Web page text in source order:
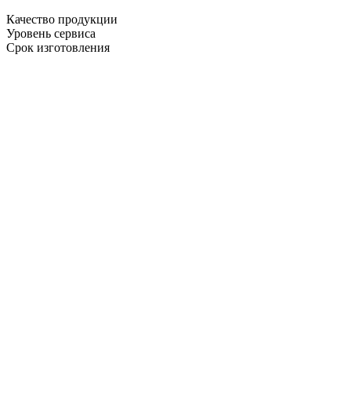
Качество продукции
Уровень сервиса
Срок изготовления